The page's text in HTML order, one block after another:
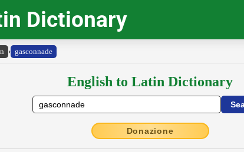
Dictionary
› gasconnade
English to Latin Dictionary
Donazione